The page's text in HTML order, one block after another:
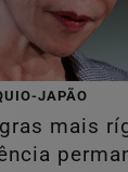
JAPÃO
mais